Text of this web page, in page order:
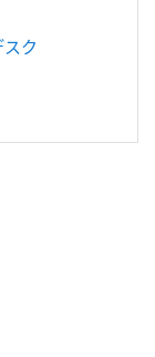
ク